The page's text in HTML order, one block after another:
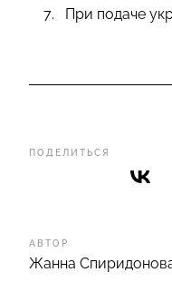
ПОДЕЛИТЬСЯ
АВТОР
Жанна
При подаче